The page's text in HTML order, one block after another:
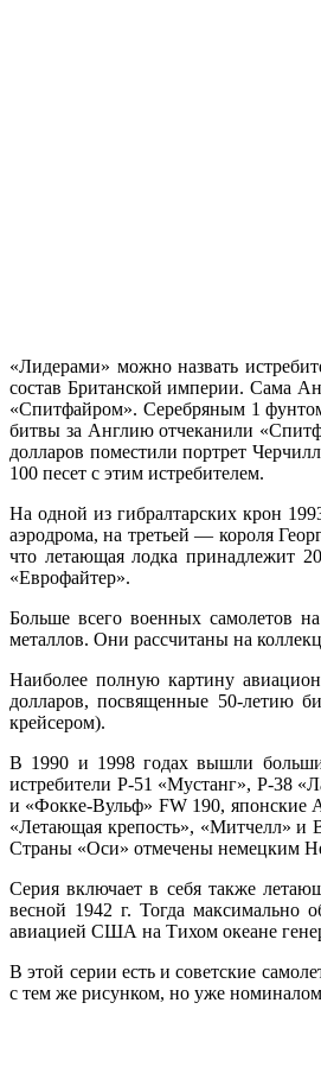
«Лидерами» можно назвать
состав Британской империи. Сама
«Спитфайром». Серебряным 1
битвы за Англию отчеканили
долларов поместили портрет
100 песет с этим истребителем.
На одной из гибралтарских крон
аэродрома, на третьей — короля
что летающая лодка принадлежит
«Еврофайтер».
Больше всего военных самолетов
металлов. Они рассчитаны на
Наиболее полную картину
долларов, посвященные 50-летию
крейсером).
В 1990 и 1998 годах вышли
истребители Р-51 «Мустанг», Р-38
и «Фокке-Вульф» FW 190, японские
«Летающая крепость», «Митчелл» и
Страны «Оси» отмечены немецким
Серия включает в себя также
весной 1942 г. Тогда максимально
авиацией США на Тихом океане
В этой серии есть и советские
с тем же рисунком, но уже